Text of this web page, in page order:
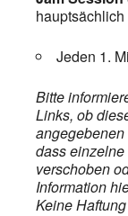
Jeden 1.
Bitte
Links, ob
angegebenen
dass
verschoben
Information
Keine